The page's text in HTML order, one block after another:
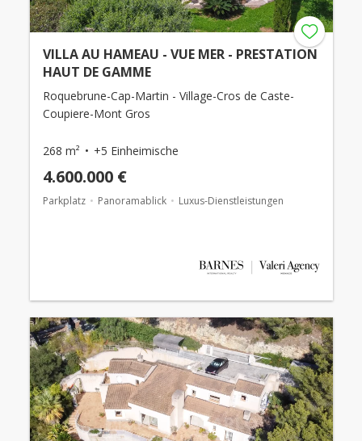
VILLA AU HAMEAU - VUE MER - PRESTATION
HAUT DE GAMME
Roquebrune-Cap-Martin - Village-Cros de Caste-
Coupiere-Mont Gros
268 m² +5 Einheimische
4.600.000 €
Parkplatz Panoramablick Luxus-Dienstleistungen